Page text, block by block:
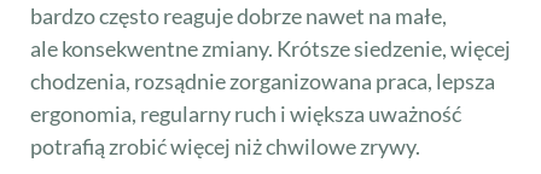
bardzo często reaguje dobrze nawet na małe,
ale konsekwentne zmiany. Krótsze siedzenie, więcej
chodzenia, rozsądnie zorganizowana praca, lepsza
ergonomia, regularny ruch i większa uważność
potrafią zrobić więcej niż chwilowe zrywy.